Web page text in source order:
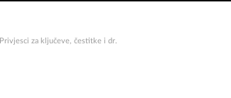
Privjesci za ključeve, čestitke i dr.